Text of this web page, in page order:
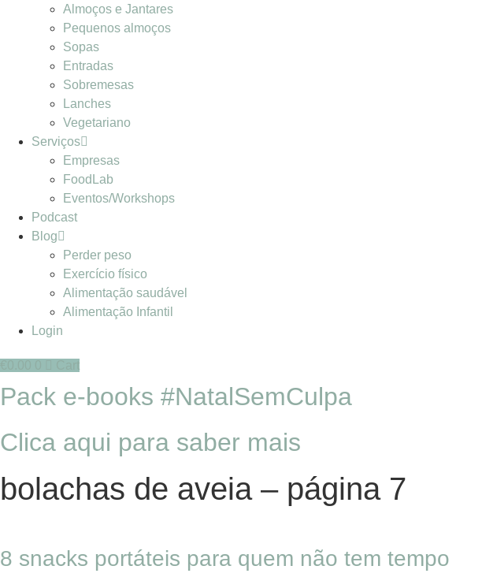
Almoços e Jantares
Pequenos almoços
Sopas
Entradas
Sobremesas
Lanches
Vegetariano
Serviços
Empresas
FoodLab
Eventos/Workshops
Podcast
Blog
Perder peso
Exercício físico
Alimentação saudável
Alimentação Infantil
Login
Pack e-books #NatalSemCulpa
Clica aqui para saber mais
bolachas de aveia – página 7
8 snacks portáteis para quem não tem tempo